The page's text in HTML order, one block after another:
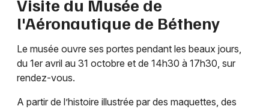
Visite du Musée de
l'Aéronautique de Bétheny
Le musée ouvre ses portes pendant les beaux jours,
du 1er avril au 31 octobre et de 14h30 à 17h30, sur
rendez-vous.
A partir de l’histoire illustrée par des maquettes, des